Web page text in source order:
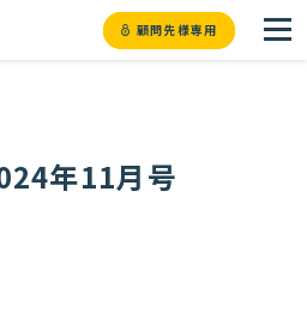
顧問先様専用
年11月号